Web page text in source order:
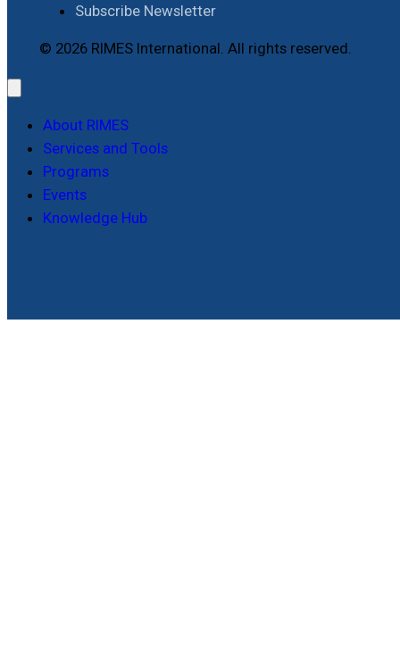
Subscribe Newsletter
© 2026 RIMES International. All rights reserved.
About RIMES
Services and Tools
Programs
Events
Knowledge Hub